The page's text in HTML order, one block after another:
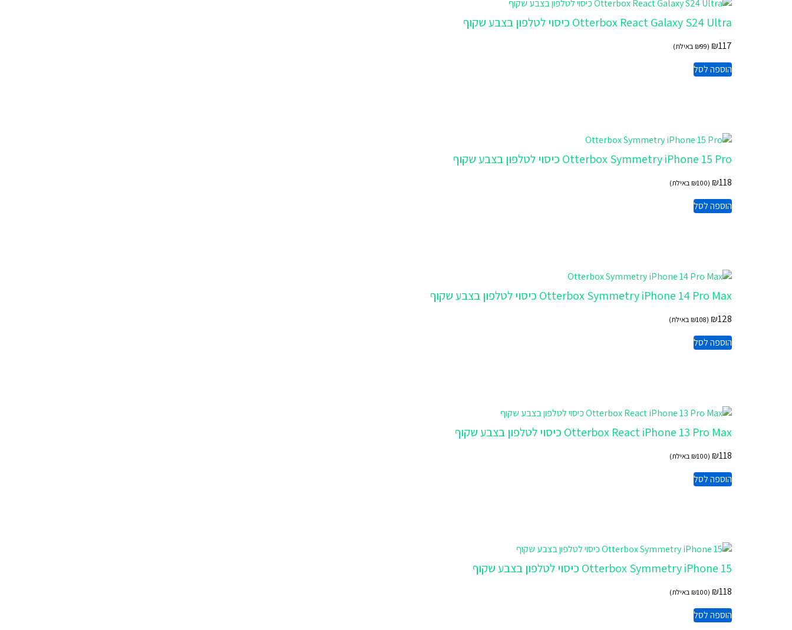
Otterbox React Galaxy S24 Ultra כיסוי לטלפון בצבע שקוף
₪117
(
₪99 באילת)
הוספה לסל
Otterbox Symmetry iPhone 15 Pro כיסוי לטלפון בצבע שקוף
₪118
(
₪100 באילת)
הוספה לסל
Otterbox Symmetry iPhone 14 Pro Max כיסוי לטלפון בצבע שקוף
₪128
(
₪108 באילת)
הוספה לסל
Otterbox React iPhone 13 Pro Max כיסוי לטלפון בצבע שקוף
₪118
(
₪100 באילת)
הוספה לסל
Otterbox Symmetry iPhone 15 כיסוי לטלפון בצבע שקוף
₪118
(
₪100 באילת)
הוספה לסל